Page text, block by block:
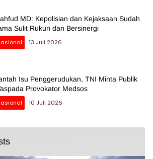
MD: Kepolisian dan Kejaksaan Sudah
Sulit Rukun dan Bersinergi
13 Juli 2026
Isu Penggerudukan, TNI Minta Publik
Provokator Medsos
10 Juli 2026